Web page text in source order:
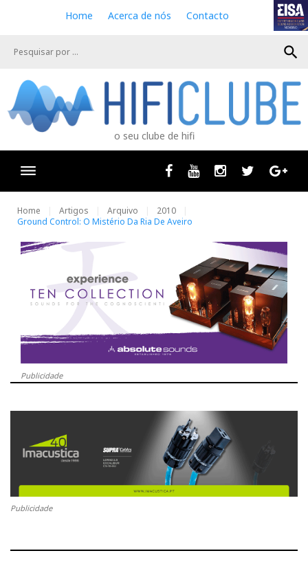
e
Home Acerca de nós Contacto
search
o seu clube de hifi
Facebook
Youtube InstagramTwitter
Home Artigos Arquivo
2010
Ground Control: O Mistério Da Ria De Aveiro
Publicidade
Publicidade